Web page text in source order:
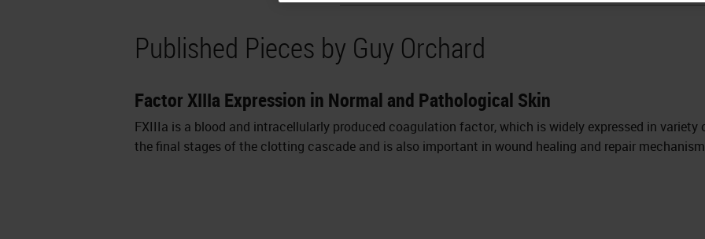
Published Pieces by Guy Orchard
Factor XIIIa Expression in Normal and Pathological Skin
FXIIIa is a blood and intracellularly produced coagulation factor, which is widely expressed in
the final stages of the clotting cascade and is also important in wound healing and repair